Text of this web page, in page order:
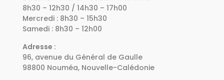
8h30 – 12h30 / 14h30 – 17h00
Mercredi : 8h30 – 15h30
Samedi : 8h30 – 12h00
Adresse :
96, avenue du Général de Gaulle
98800 Nouméa, Nouvelle-Calédonie